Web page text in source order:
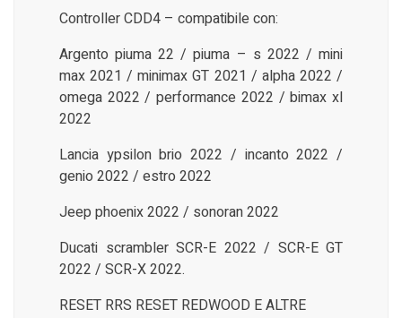
Controller CDD4 – compatibile con:
Argento piuma 22 / piuma – s 2022 / mini
max 2021 / minimax GT 2021 / alpha 2022 /
omega 2022 / performance 2022 / bimax xl
2022
Lancia ypsilon brio 2022 / incanto 2022 /
genio 2022 / estro 2022
Jeep phoenix 2022 / sonoran 2022
Ducati scrambler SCR-E 2022 / SCR-E GT
2022 / SCR-X 2022.
RESET RRS RESET REDWOOD E ALTRE